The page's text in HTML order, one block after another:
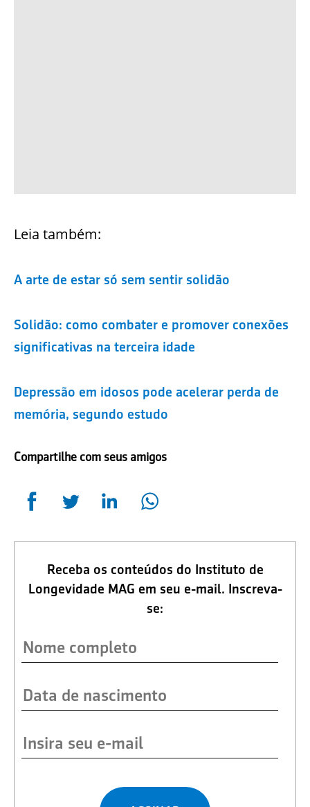
Leia também:
A arte de estar só sem sentir solidão
Solidão: como combater e promover conexões
significativas na terceira idade
Depressão em idosos pode acelerar perda de
memória, segundo estudo
Compartilhe com seus amigos
Receba os conteúdos do Instituto de
Longevidade MAG em seu e-mail. Inscreva-
se: